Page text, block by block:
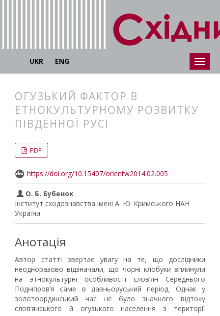
UKR ENG
ОГУЗЬКИЙ ФАКТОР В
ЕТНОКУЛЬТУРНОМУ РОЗВИТКУ
ПІВДЕННОЇ РУСІ
PDF
https://doi.org/10.15407/orientw2014.02.005
О. Б. Бубенок
Інститут сходознавства імені А. Ю. Кримського НАН
України
Анотація
Автор статті звертає увагу на те, що дослідники
неодноразово відзначали, що чорні клобуки вплинули
на этнокультурні особливості слов’ян Середнього
Подніпров’я саме в давньоруський період. Однак у
золотоординський час не було значного відтоку
слов’янського й огузького населення з території